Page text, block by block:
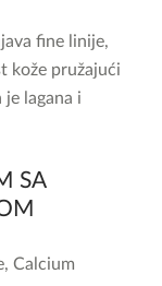
fine linije,
kože pružajući
je lagana i
SA
Calcium